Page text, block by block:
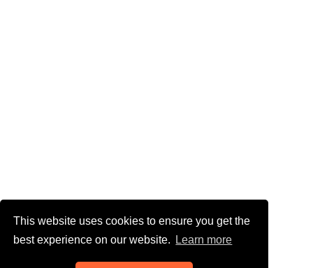
This website uses cookies to ensure you get the
best experience on our website.
Learn more